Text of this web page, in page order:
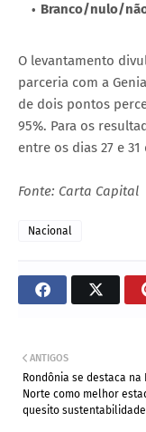
Branco/nulo/
O levantamento
parceria com a
de dois pontos
95%. Para os
entre os dias 27 e
Fonte: Carta Capital
Nacional
ANTIGOS
Rondônia se destaca na
Norte como melhor
quesito